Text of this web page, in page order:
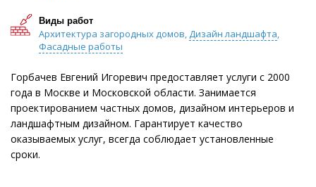
Виды работ
Архитектура загородных домов,Дизайн ландшафта,
Фасадные работы
Горбачев Евгений Игоревич предоставляет услуги с 2000
года в Москве и Московской области. Занимается
проектированием частных домов, дизайном интерьеров и
ландшафтным дизайном. Гарантирует качество
оказываемых услуг, всегда соблюдает установленные
сроки.